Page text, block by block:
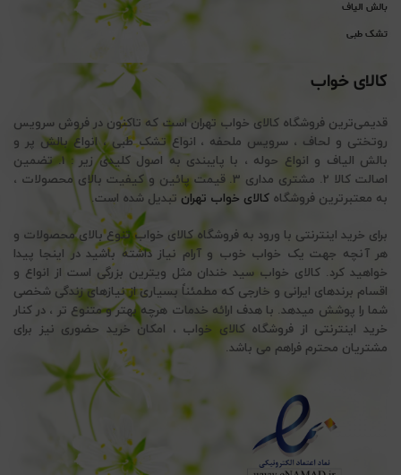
بالش الیاف
تشک طبی
کالای خواب
قدیمی‌ترین فروشگاه کالای خواب تهران است که تاکنون در فروش سرویس
روتختی و لحاف ، سرویس ملحفه ، انواع تشک طبی ، انواع بالش پر و
بالش الیاف و انواع حوله ، با پایبندی به اصول کلیدی زیر : 1. تضمین
اصالت کالا 2. مشتری مداری 3. قیمت پائین و کیفیت بالای محصولات ،
به معتبرترین فروشگاه کالای خواب تهران تبدیل شده است.
برای خرید اینترنتی با ورود به فروشگاه کالای خواب تنوع بالای محصولات و
هر آنچه جهت یک خواب خوب و آرام نیاز داشته باشید در اینجا پیدا
خواهید کرد. کالای خواب سید خندان مثل ویترین بزرگی است از انواع و
اقسام برندهای ایرانی و خارجی که مطمئناً بسیاری از نیازهای زندگی شخصی
شما را پوشش میدهد. با هدف ارائه خدمات هرچه بهتر و متنوع تر ، در کنار
خرید اینترنتی از فروشگاه کالای خواب ، امکان خرید حضوری نیز برای
مشتریان محترم فراهم می باشد.